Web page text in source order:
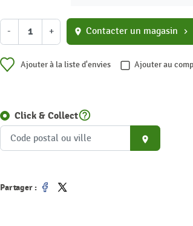
- + location_on Contacter un magasin chevron_right
Ajouter à la liste d'envies Ajouter au
Click & Collecthelp_outline
place
Partager :